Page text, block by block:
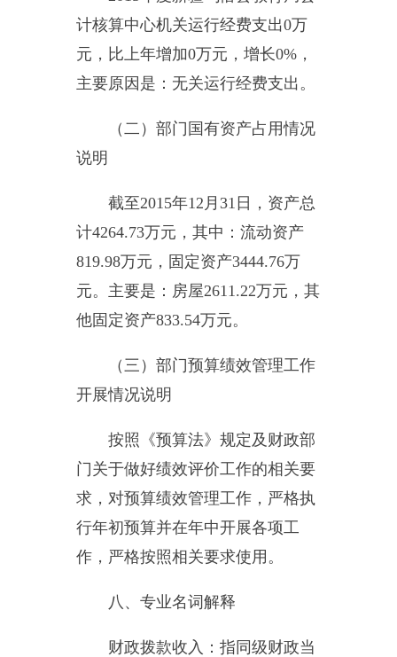
业业务活动及其辅助活动所取得的
收入。
经营收入：指事业单位在专业
业务活动及其辅助活动之外开展非
属的独立核算单位按有关规定上缴
的收入。
款收入”、“事业收入”、“经营收
入”、“附属单位缴款”等之外取得的
用事业基金弥补收支差额：指
入”、“财政拨款结转和结余资
金”、“事业收入”、“事业单位经营
收入”、“其他收入”不足以安排当年
支出的情况下，使用以前年度积累
的事业基金（即事业单位当年收支
以后年度收支差额的基金）弥补本